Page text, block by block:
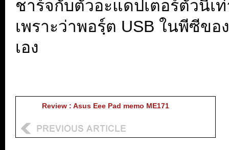
ชาร์จกับตัวอะแดปเตอร์ตัวนี้เ
เพราะว่าพอรฺ์ต USB ในพีซีข
เอง
Review : Asus Eee Pad memo ME171